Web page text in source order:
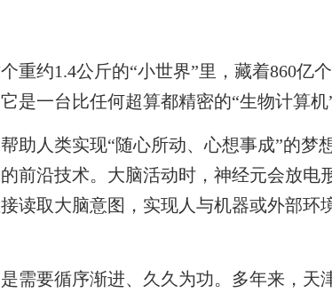
约1.4公斤的“小世界”里，藏着860亿
是一台比任何超算都精密的“生物计算机”
人类实现“随心所动、心想事成”的梦
前沿技术。大脑活动时，神经元会放电
读取大脑意图，实现人与机器或外部环
要循序渐进、久久为功。多年来，天